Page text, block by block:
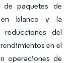
paquetes de
en blanco y la
del
en el
operaciones de